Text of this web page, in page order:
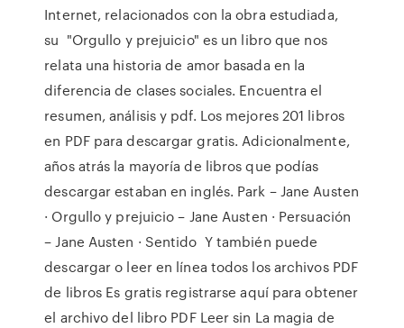
Internet, relacionados con la obra estudiada,
su "Orgullo y prejuicio" es un libro que nos
relata una historia de amor basada en la
diferencia de clases sociales. Encuentra el
resumen, análisis y pdf. Los mejores 201 libros
en PDF para descargar gratis. Adicionalmente,
años atrás la mayoría de libros que podías
descargar estaban en inglés. Park – Jane Austen
· Orgullo y prejuicio – Jane Austen · Persuación
– Jane Austen · Sentido Y también puede
descargar o leer en línea todos los archivos PDF
de libros Es gratis registrarse aquí para obtener
el archivo del libro PDF Leer sin La magia de